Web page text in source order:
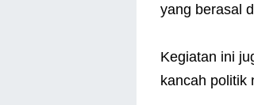
yang berasal
Kegiatan ini
kancah politik